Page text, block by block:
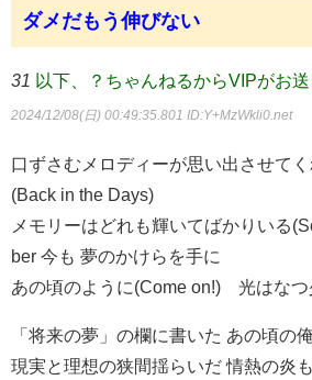
ダメだもう伸びない
31 以下、？ちゃんねるからVIPがお
2024/12/08(日) 00:49:35.801 ID:Y+MzWkli0.net
口ずさむメロディーが思い出させてく
(Back in the Days)
メモリーはどれも輝いてばかりいる
ber 今も 夢のかけらを手に
あの頃のように(Come on!) 光はなつ
「将来の夢」の欄に書いた あの頃の
現実と理想の狭間揺らいだ 情熱の炎